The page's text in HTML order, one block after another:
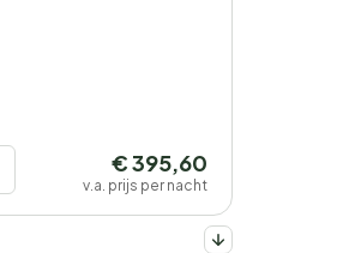
€ 395,60
v.a. prijs per nacht